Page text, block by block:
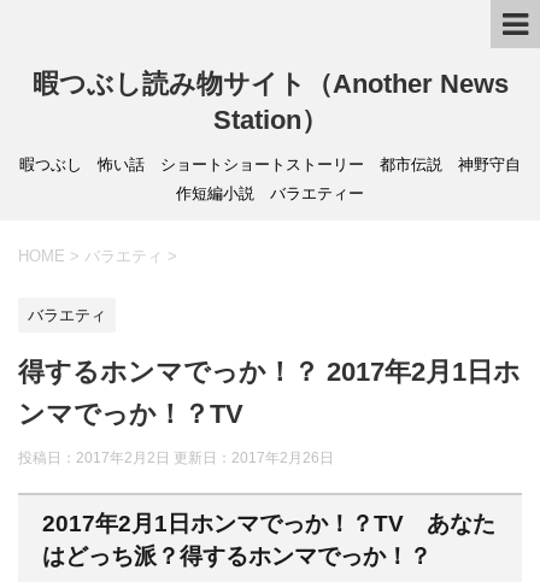
暇つぶし読み物サイト（Another News
Station）
暇つぶし 怖い話 ショートショートストーリー 都市伝説 神野守自
作短編小説 バラエティー
HOME > バラエティ >
バラエティ
得するホンマでっか！？ 2017年2月1日ホ
ンマでっか！？TV
投稿日：2017年2月2日 更新日： 2017年2月26日
2017年2月1日ホンマでっか！？TV あなた
はどっち派？得するホンマでっか！？